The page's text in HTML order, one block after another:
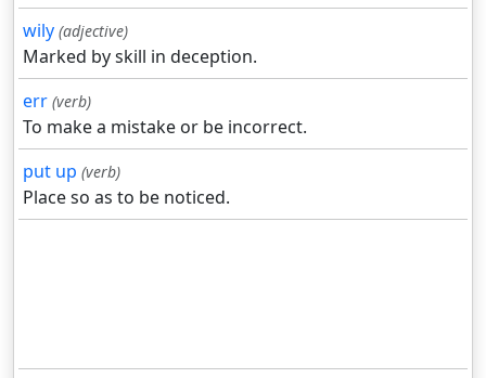
wily (adjective)
Marked by skill in deception.
err (verb)
To make a mistake or be incorrect.
put up (verb)
Place so as to be noticed.